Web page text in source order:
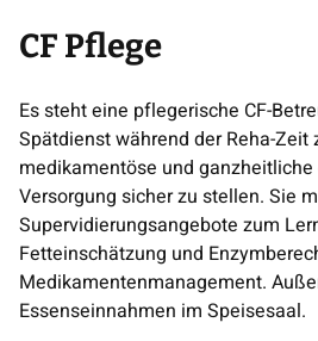
CF Pflege
Es steht eine pflegerische CF-
Spätdienst während der Reha-Zeit
medikamentöse und
Versorgung sicher zu stellen. Sie
Supervidierungsangebote zum
Fetteinschätzung und
Medikamentenmanagement.
Essenseinnahmen im Speisesaal.